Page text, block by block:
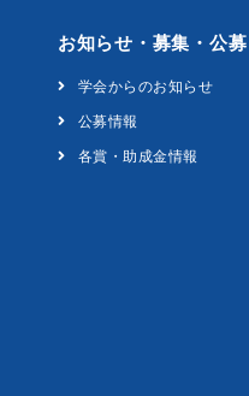
お知らせ・募集・公募
学会からのお知らせ
公募情報
各賞・助成金情報